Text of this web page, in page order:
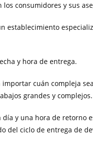
consumidores y sus
establecimiento
y hora de entrega.
cuán compleja
grandes y complejos.
y una hora de retorno
del ciclo de entrega de